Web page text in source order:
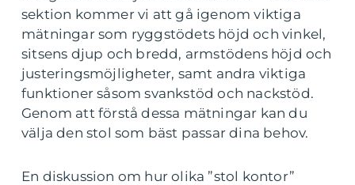
sektion kommer vi att gå igenom viktiga
mätningar som ryggstödets höjd och vinkel,
sitsens djup och bredd, armstödens höjd och
justeringsmöjligheter, samt andra viktiga
funktioner såsom svankstöd och nackstöd.
Genom att förstå dessa mätningar kan du
välja den stol som bäst passar dina behov.
En diskussion om hur olika ”stol kontor”